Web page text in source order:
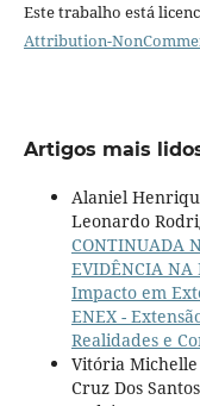
Este trabalho está
Attribution-
Artigos mais
Alaniel
Leonardo
CONTINUADA
EVIDÊNCIA NA
Impacto em
ENEX -
Realidades e
Vitória Michelle
Cruz Dos